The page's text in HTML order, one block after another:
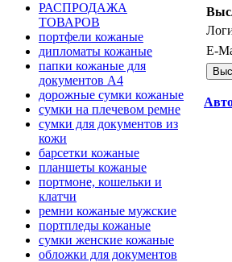
РАСПРОДАЖА
ТОВАРОВ
портфели кожаные
дипломаты кожаные
папки кожаные для
документов А4
дорожные сумки кожаные
сумки на плечевом ремне
сумки для документов из
кожи
барсетки кожаные
планшеты кожаные
портмоне, кошельки и
клатчи
ремни кожаные мужские
портпледы кожаные
сумки женские кожаные
обложки для документов
E-